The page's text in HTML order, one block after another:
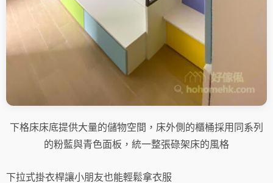
下格床床底提供大量的儲物空間，床外側的櫃桶採用同系列
的粉藍與青色面板，統一整張碌架床的風格
下拉式掛衣桿讓小朋友也能輕鬆拿衣服